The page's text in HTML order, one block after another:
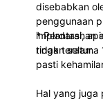
disebabkan
penggunaan
implantasi,
tidak teratur.
* Perdarahan
ringan
pasti
Hal yang juga